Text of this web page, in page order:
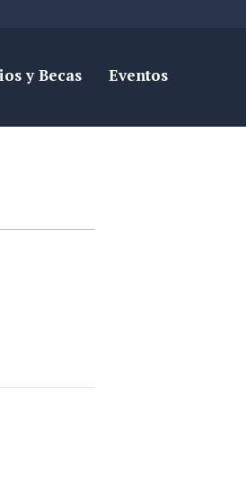
y Becas Eventos